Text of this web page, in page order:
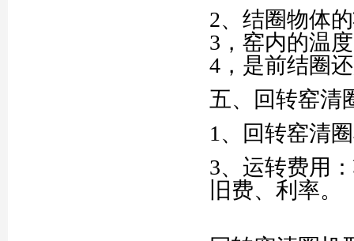
2、结圈物体
3，窑内的温
4，是前结圈
五、回转窑清
1、回转窑清
3、运转费用
旧费、利率。